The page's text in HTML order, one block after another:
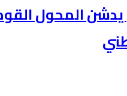
يدشن المحول